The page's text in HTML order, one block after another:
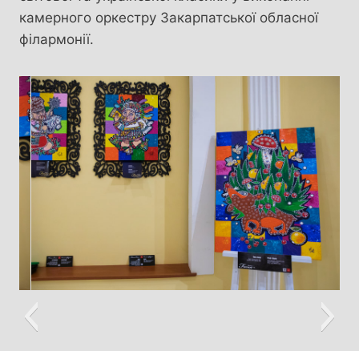
камерного оркестру Закарпатської обласної
філармонії.